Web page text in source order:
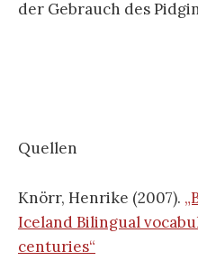
der Gebrauch des
Quellen
Knörr, Henrike (2007).
Iceland Bilingual
centuries“